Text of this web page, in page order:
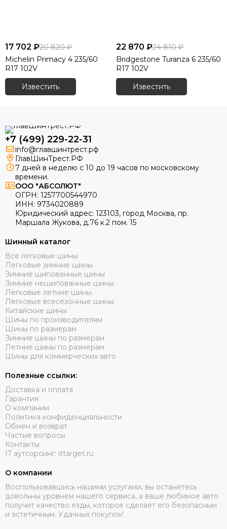
17 702 ₽20 820 ₽
Michelin Primacy 4 235/60
R17 102V
Известить
22 870 ₽24 810 ₽
Bridgestone Turanza 6 235/60
R17 102V
Известить
+7 (499) 229-22-31
info@главшинтрест.рф
ГлавШинТрест.РФ
7 дней в неделю с 10 до 19 часов по московскому
времени.
ООО "АБСОЛЮТ"
ОГРН: 1257700544970
ИНН: 9734020889
Юридический адрес: 123103, город Москва, пр.
Маршала Жукова, д.76 к.2 пом. 15
Шинный каталог
Все легковые шины
Легковые зимние шины
Зимние шипованные шины
Зимние нешипованные шины
Легковые летние шины
Легковые всесезонные шины
Китайские шины
Шины по производителям
Шины по размерам
Зимние шины по размерам
Летние шины по размерам
Шины для коммерческих авто
Полезные ссылки:
Доставка и оплата
Гарантия
О компании
Политика конфиденциальности
Обмен и возврат
Частые вопросы
Контакты
IT аутсорсинг: ittarget.ru
О компании
Воспользовавшись нашими услугами, вы останетесь
довольны уровнем нашего сервиса, а ваше любимое авто
получит качество езды, которое сделает его безопасным
и эстетичным. Удачных покупок!